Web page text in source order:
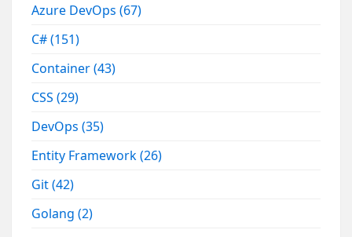
Azure DevOps(67)
C#(151)
Container(43)
CSS(29)
DevOps(35)
Entity Framework(26)
Git(42)
Golang(2)